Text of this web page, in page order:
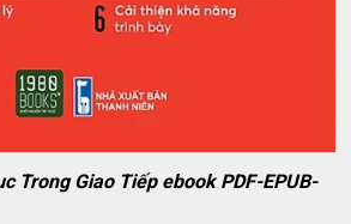
Trong Giao Tiếp ebook PDF-EPUB-